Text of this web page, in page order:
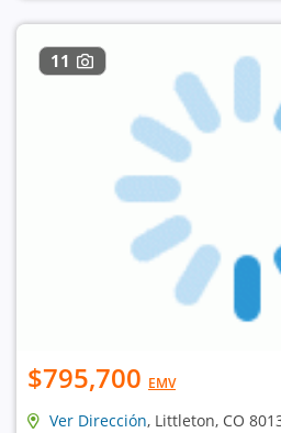
11
$795,700 EMV
Ver Dirección, Littleton, CO